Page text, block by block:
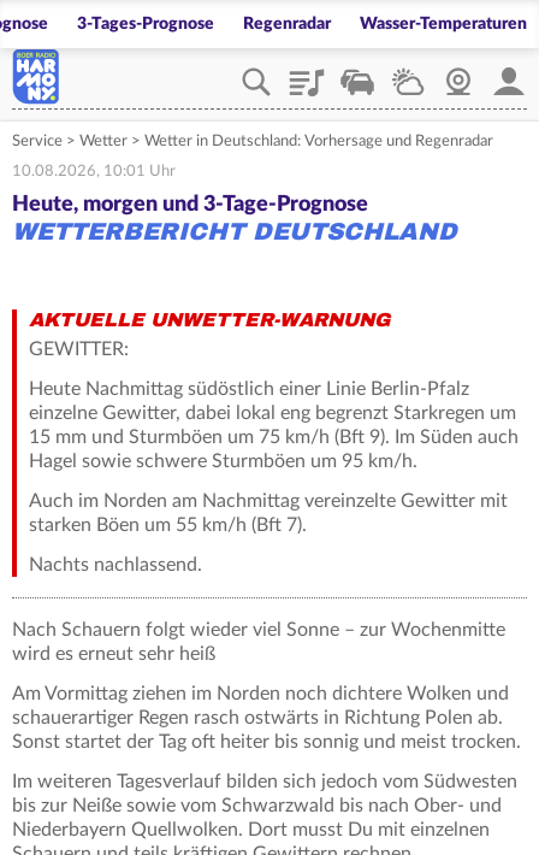
3-Tages-Prognose Regenradar Wasser-Temperaturen
PlaylistVerkehrWetterWebcam
Service > Wetter > Wetter in Deutschland: Vorhersage und Regenradar
10.08.2026, 10:01 Uhr
Heute, morgen und 3-Tage-Prognose
WETTERBERICHT DEUTSCHLAND
AKTUELLE UNWETTER-WARNUNG
GEWITTER:
Heute Nachmittag südöstlich einer Linie Berlin-Pfalz
einzelne Gewitter, dabei lokal eng begrenzt Starkregen um
15 mm und Sturmböen um 75 km/h (Bft 9). Im Süden auch
Hagel sowie schwere Sturmböen um 95 km/h.
Auch im Norden am Nachmittag vereinzelte Gewitter mit
starken Böen um 55 km/h (Bft 7).
Nachts nachlassend.
Nach Schauern folgt wieder viel Sonne – zur Wochenmitte
wird es erneut sehr heiß
Am Vormittag ziehen im Norden noch dichtere Wolken und
schauerartiger Regen rasch ostwärts in Richtung Polen ab.
Sonst startet der Tag oft heiter bis sonnig und meist trocken.
Im weiteren Tagesverlauf bilden sich jedoch vom Südwesten
bis zur Neiße sowie vom Schwarzwald bis nach Ober- und
Niederbayern Quellwolken. Dort musst Du mit einzelnen